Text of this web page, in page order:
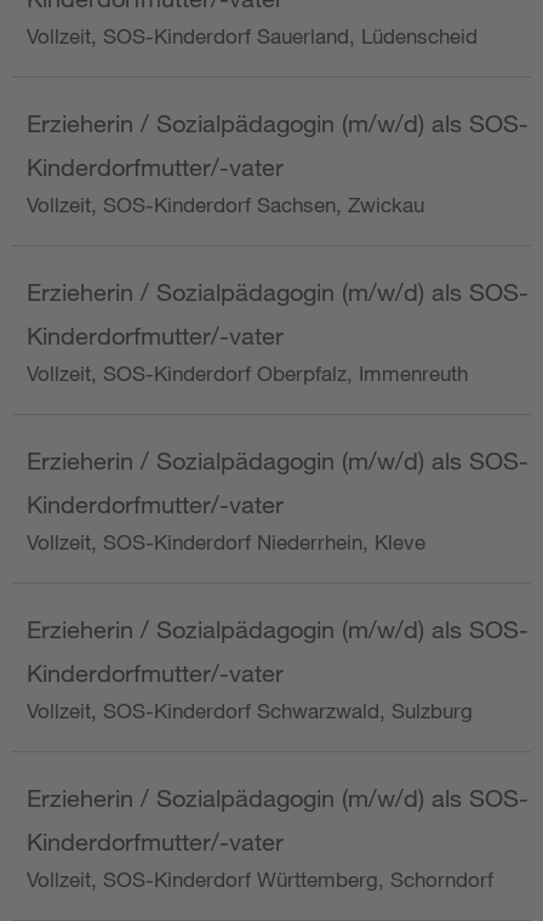
Vollzeit, SOS-Kinderdorf Sauerland, Lüdenscheid
Erzieherin / Sozialpädagogin (m/w/d) als SOS-
Kinderdorfmutter/-vater
Vollzeit, SOS-Kinderdorf Sachsen, Zwickau
Erzieherin / Sozialpädagogin (m/w/d) als SOS-
Kinderdorfmutter/-vater
Vollzeit, SOS-Kinderdorf Oberpfalz, Immenreuth
Erzieherin / Sozialpädagogin (m/w/d) als SOS-
Kinderdorfmutter/-vater
Vollzeit, SOS-Kinderdorf Niederrhein, Kleve
Erzieherin / Sozialpädagogin (m/w/d) als SOS-
Kinderdorfmutter/-vater
Vollzeit, SOS-Kinderdorf Schwarzwald, Sulzburg
Erzieherin / Sozialpädagogin (m/w/d) als SOS-
Kinderdorfmutter/-vater
Vollzeit, SOS-Kinderdorf Württemberg, Schorndorf